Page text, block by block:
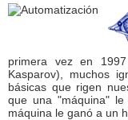
primera vez en
Kasparov), muchos
básicas que rigen
que una "máquina"
máquina le ganó a un